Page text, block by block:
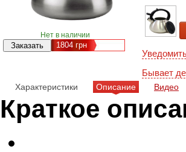
Нет в наличии
1804 грн
Бывает
Характеристики
Описание Видео
Краткое